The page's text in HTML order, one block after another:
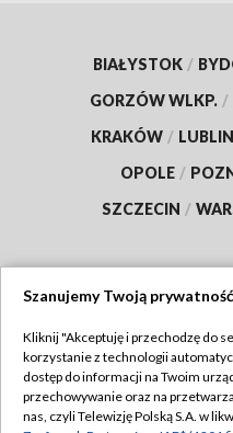
BIAŁYSTOK /
GORZÓW WLKP. /
KRAKÓW / LUBLIN
OPOLE /
SZCZECIN /
Abonament TVP
Szanujemy Twoją prywatność
Kliknij "Akceptuję i przechodzę do
korzystanie z technologii
dostęp do informacji na Twoim
przechowywanie oraz na
nas, czyli Telewizję Polską S.A. w